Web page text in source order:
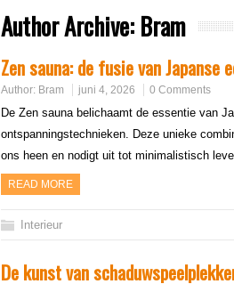
Author Archive: Bram
Zen sauna: de fusie van Japanse
Author: Bram juni 4, 2026 0 Comments
De Zen sauna belichaamt de essentie van
ontspanningstechnieken. Deze unieke
ons heen en nodigt uit tot minimalistisch
READ MORE
Interieur
De kunst van